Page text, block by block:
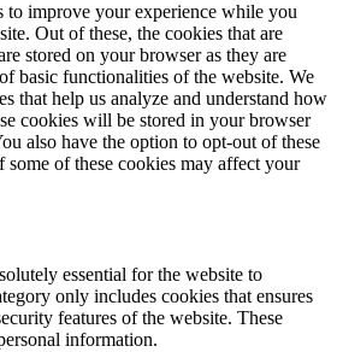
to improve your experience while you
Out of these, the cookies that are
stored on your browser as they are
basic functionalities of the website. We
that help us analyze and understand how
cookies will be stored in your browser
also have the option to opt-out of these
of these cookies may affect your
essential for the website to
only includes cookies that ensures
features of the website. These
information.